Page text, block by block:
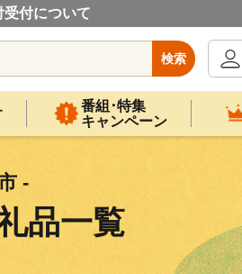
付について
検索
番組･特集
キャンペーン
-
品一覧